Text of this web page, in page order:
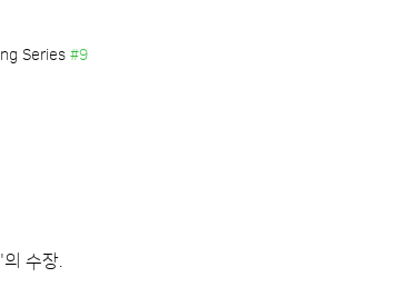
Series #9
수장.